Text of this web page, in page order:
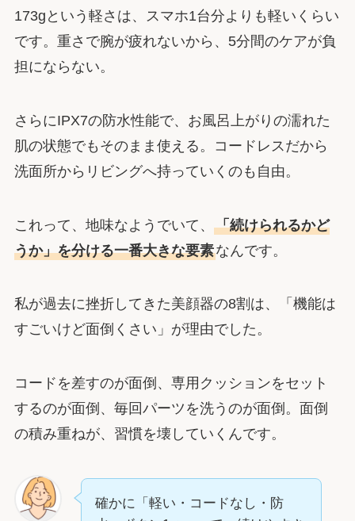
173gという軽さは、スマホ1台分よりも軽いくらい
です。重さで腕が疲れないから、5分間のケアが負
担にならない。
さらにIPX7の防水性能で、お風呂上がりの濡れた
肌の状態でもそのまま使える。コードレスだから
洗面所からリビングへ持っていくのも自由。
これって、地味なようでいて、 「続けられるかど
うか」を分ける一番大きな要素なんです。
私が過去に挫折してきた美顔器の8割は、「機能は
すごいけど面倒くさい」が理由でした。
コードを差すのが面倒、専用クッションをセット
するのが面倒、毎回パーツを洗うのが面倒。面倒
の積み重ねが、習慣を壊していくんです。
確かに「軽い・コードなし・防